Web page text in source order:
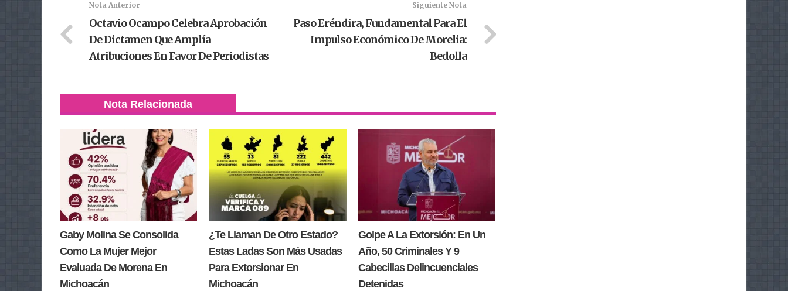
Nota Anterior
Octavio Ocampo Celebra Aprobación
De Dictamen Que Amplía
Atribuciones En Favor De Periodistas
Siguiente Nota
Paso Eréndira, Fundamental Para El
Impulso Económico De Morelia:
Bedolla
Nota Relacionada
Gaby Molina Se Consolida
Como La Mujer Mejor
Evaluada De Morena En
Michoacán
¿Te Llaman De Otro Estado?
Estas Ladas Son Más Usadas
Para Extorsionar En
Michoacán
Golpe A La Extorsión: En Un
Año, 50 Criminales Y 9
Cabecillas Delincuenciales
Detenidas